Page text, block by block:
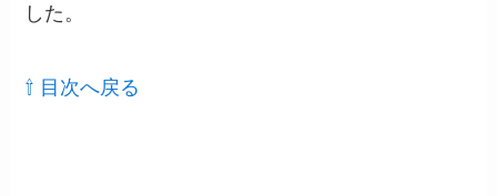
した。
⇧ 目次へ戻る